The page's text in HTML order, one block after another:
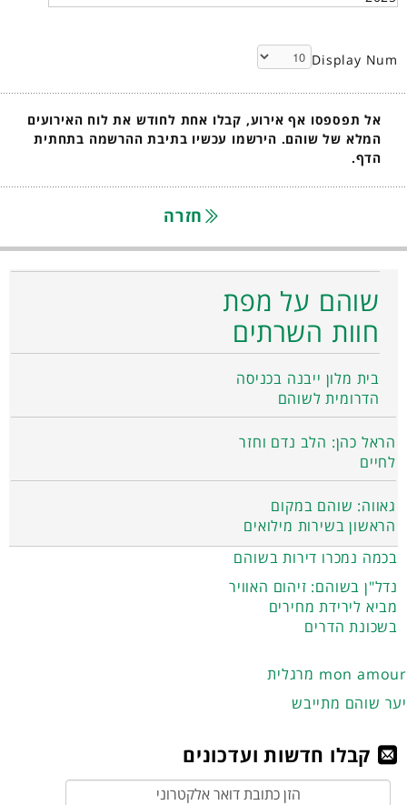
Display Num
אל תפספסו אף אירוע, קבלו אחת לחודש את לוח האירועים
המלא של שוהם. הירשמו עכשיו בתיבת ההרשמה בתחתית
הדף.
חזרה
שוהם על מפת
חוות השרתים
בית מלון ייבנה בכניסה
הדרומית לשוהם
הראל כהן: הלב נדם וחזר
לחיים
גאווה: שוהם במקום
הראשון בשירות מילואים
בכמה נמכרו דירות בשוהם
נדל"ן בשוהם: זיהום האוויר
מביא לירידת מחירים
בשכונת הדרים
מרגלית mon amour
יער שוהם מתייבש
קבלו חדשות ועדכונים